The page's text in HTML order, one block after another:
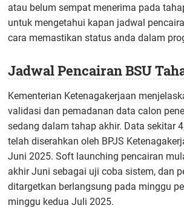
atau belum sempat menerima pada
untuk mengetahui kapan jadwal
cara memastikan status anda dalam
Jadwal Pencairan BSU
Kementerian Ketenagakerjaan
validasi dan pemadanan data calon
sedang dalam tahap akhir. Data sekitar
telah diserahkan oleh BPJS
Juni 2025. Soft launching pencairan
akhir Juni sebagai uji coba sistem, dan
ditargetkan berlangsung pada minggu
minggu kedua Juli 2025.